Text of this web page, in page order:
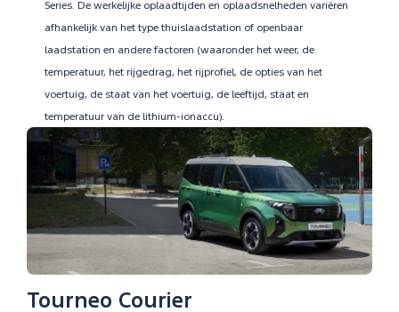
Series. De werkelijke oplaadtijden en oplaadsnelheden variëren
afhankelijk van het type thuislaadstation of openbaar
laadstation en andere factoren (waaronder het weer, de
temperatuur, het rijgedrag, het rijprofiel, de opties van het
voertuig, de staat van het voertuig, de leeftijd, staat en
temperatuur van de lithium-ionaccu).
Tourneo Courier